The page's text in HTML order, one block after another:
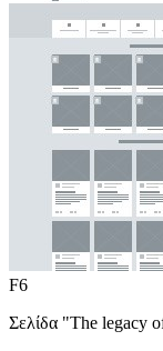
F6
Σελίδα "The legacy